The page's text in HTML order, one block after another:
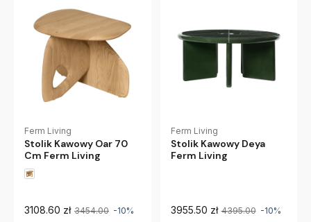
Ferm Living
Stolik Kawowy Oar 70
Cm Ferm Living
3108.60 zł 3454.00 -10%
Ferm Living
Stolik Kawowy Deya
Ferm Living
3955.50 zł 4395.00 -10%